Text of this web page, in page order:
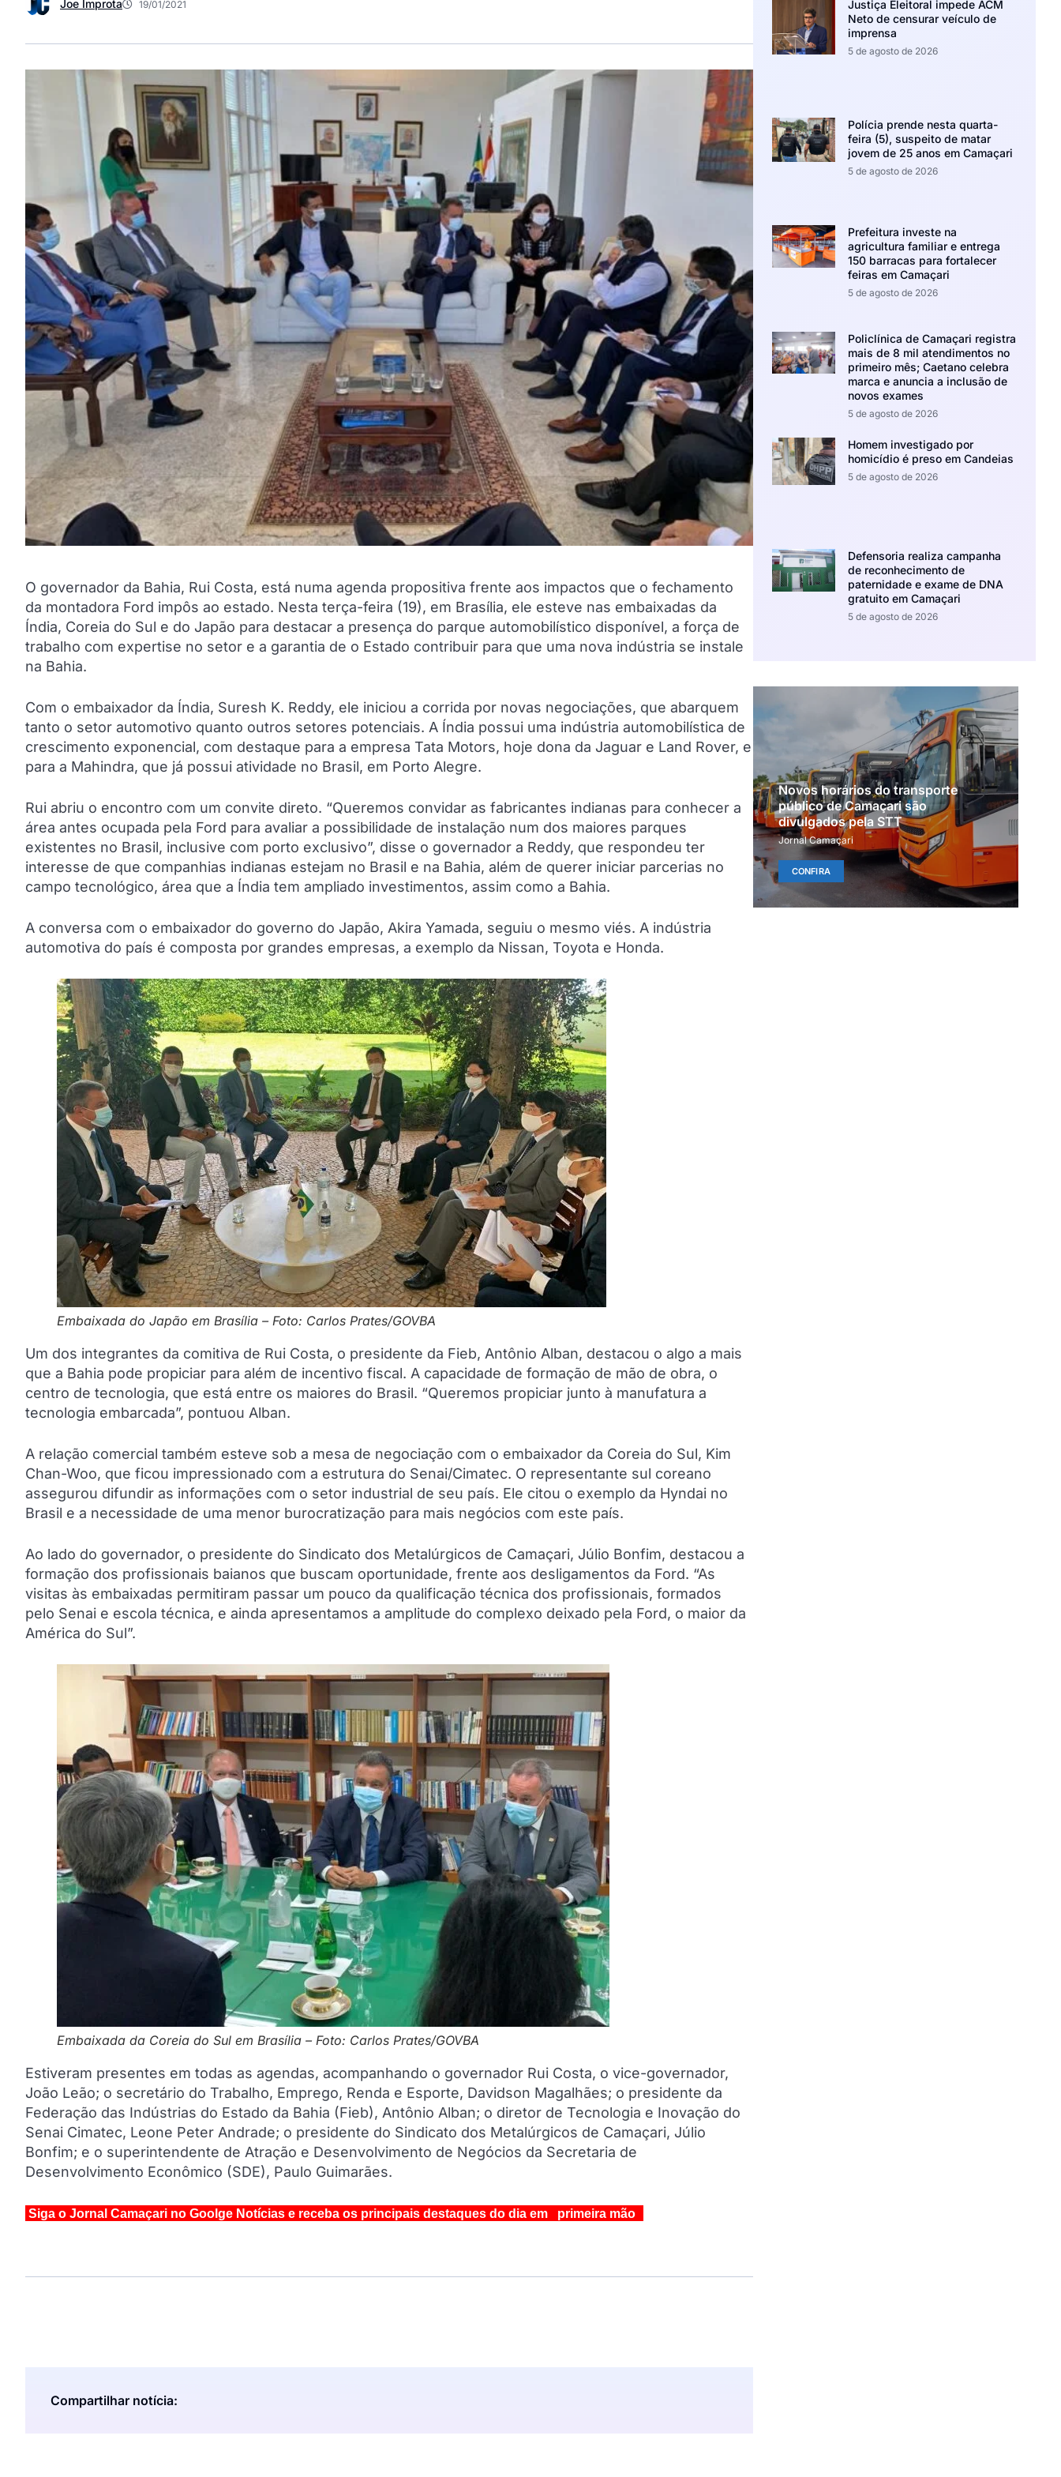
Joe Improta 19/01/2021
O governador da Bahia, Rui Costa, está numa agenda propositiva frente aos impactos que o fechamento
da montadora Ford impôs ao estado. Nesta terça-feira (19), em Brasília, ele esteve nas embaixadas da
Índia, Coreia do Sul e do Japão para destacar a presença do parque automobilístico disponível, a força de
trabalho com expertise no setor e a garantia de o Estado contribuir para que uma nova indústria se instale
na Bahia.
Com o embaixador da Índia, Suresh K. Reddy, ele iniciou a corrida por novas negociações, que abarquem
tanto o setor automotivo quanto outros setores potenciais. A Índia possui uma indústria automobilística de
crescimento exponencial, com destaque para a empresa Tata Motors, hoje dona da Jaguar e Land Rover, e
para a Mahindra, que já possui atividade no Brasil, em Porto Alegre.
Rui abriu o encontro com um convite direto. “Queremos convidar as fabricantes indianas para conhecer a
área antes ocupada pela Ford para avaliar a possibilidade de instalação num dos maiores parques
existentes no Brasil, inclusive com porto exclusivo”, disse o governador a Reddy, que respondeu ter
interesse de que companhias indianas estejam no Brasil e na Bahia, além de querer iniciar parcerias no
campo tecnológico, área que a Índia tem ampliado investimentos, assim como a Bahia.
A conversa com o embaixador do governo do Japão, Akira Yamada, seguiu o mesmo viés. A indústria
automotiva do país é composta por grandes empresas, a exemplo da Nissan, Toyota e Honda.
Embaixada do Japão em Brasília – Foto: Carlos Prates/GOVBA
Um dos integrantes da comitiva de Rui Costa, o presidente da Fieb, Antônio Alban, destacou o algo a mais
que a Bahia pode propiciar para além de incentivo fiscal. A capacidade de formação de mão de obra, o
centro de tecnologia, que está entre os maiores do Brasil. “Queremos propiciar junto à manufatura a
tecnologia embarcada”, pontuou Alban.
A relação comercial também esteve sob a mesa de negociação com o embaixador da Coreia do Sul, Kim
Chan-Woo, que ficou impressionado com a estrutura do Senai/Cimatec. O representante sul coreano
assegurou difundir as informações com o setor industrial de seu país. Ele citou o exemplo da Hyndai no
Brasil e a necessidade de uma menor burocratização para mais negócios com este país.
Ao lado do governador, o presidente do Sindicato dos Metalúrgicos de Camaçari, Júlio Bonfim, destacou a
formação dos profissionais baianos que buscam oportunidade, frente aos desligamentos da Ford. “As
visitas às embaixadas permitiram passar um pouco da qualificação técnica dos profissionais, formados
pelo Senai e escola técnica, e ainda apresentamos a amplitude do complexo deixado pela Ford, o maior da
América do Sul”.
Embaixada da Coreia do Sul em Brasília – Foto: Carlos Prates/GOVBA
Estiveram presentes em todas as agendas, acompanhando o governador Rui Costa, o vice-governador,
João Leão; o secretário do Trabalho, Emprego, Renda e Esporte, Davidson Magalhães; o presidente da
Federação das Indústrias do Estado da Bahia (Fieb), Antônio Alban; o diretor de Tecnologia e Inovação do
Senai Cimatec, Leone Peter Andrade; o presidente do Sindicato dos Metalúrgicos de Camaçari, Júlio
Bonfim; e o superintendente de Atração e Desenvolvimento de Negócios da Secretaria de
Desenvolvimento Econômico (SDE), Paulo Guimarães.
Siga o Jornal Camaçari no Goolge Notícias e receba os principais destaques do dia em primeira mão
Compartilhar notícia:
Justiça Eleitoral impede ACM
Neto de censurar veículo de
imprensa
5 de agosto de 2026
Polícia prende nesta quarta-
feira (5), suspeito de matar
jovem de 25 anos em Camaçari
5 de agosto de 2026
Prefeitura investe na
agricultura familiar e entrega
150 barracas para fortalecer
feiras em Camaçari
5 de agosto de 2026
Policlínica de Camaçari registra
mais de 8 mil atendimentos no
primeiro mês; Caetano celebra
marca e anuncia a inclusão de
novos exames
5 de agosto de 2026
Homem investigado por
homicídio é preso em Candeias
5 de agosto de 2026
Defensoria realiza campanha
de reconhecimento de
paternidade e exame de DNA
gratuito em Camaçari
5 de agosto de 2026
Novos horários do transporte
público de Camaçari são
divulgados pela STT
Jornal Camaçari
CONFIRA